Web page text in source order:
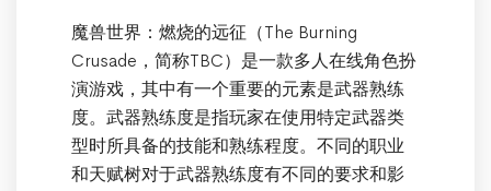
魔兽世界：燃烧的远征（The Burning
Crusade，简称TBC）是一款多人在线角色扮
演游戏，其中有一个重要的元素是武器熟练
度。武器熟练度是指玩家在使用特定武器类
型时所具备的技能和熟练程度。不同的职业
和天赋树对于武器熟练度有不同的要求和影